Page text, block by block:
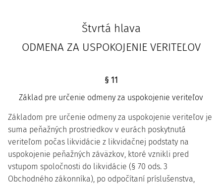
Štvrtá hlava
ODMENA ZA USPOKOJENIE VERITEĽOV
§ 11
Základ pre určenie odmeny za uspokojenie veriteľov
Základom pre určenie odmeny za uspokojenie veriteľov je
suma peňažných prostriedkov v eurách poskytnutá
veriteľom počas likvidácie z likvidačnej podstaty na
uspokojenie peňažných záväzkov, ktoré vznikli pred
vstupom spoločnosti do likvidácie (§ 70 ods. 3
Obchodného zákonníka), po odpočítaní príslušenstva,